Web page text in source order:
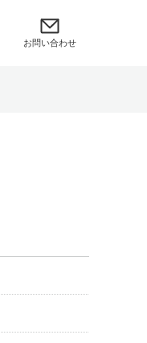
お問い合わせ